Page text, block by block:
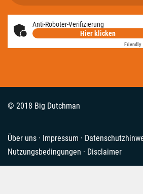
Anti-Roboter-Verifizierung
Hier klicken
Friendly
© 2018 Big Dutchman
Über uns · Impressum ·
Nutzungsbedingungen · Disclaimer